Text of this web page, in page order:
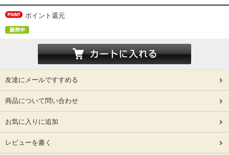
ポイント還元
友達にメールですすめる
商品について問い合わせ
お気に入りに追加
レビューを書く